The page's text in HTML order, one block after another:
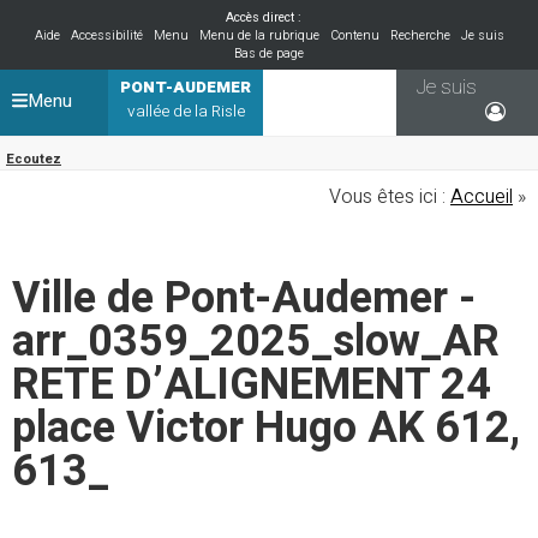
Accès direct :
Aide
Accessibilité Menu Menu de la rubrique Contenu Recherche
Je suis
Bas de page
PONT-AUDEMER
vallée de la Risle
Ecoutez
Je suis
Menu
Vous êtes ici : Accueil »
Ville de Pont-Audemer -
arr_0359_2025_slow_AR
RETE D’ALIGNEMENT 24
place Victor Hugo AK 612,
613_